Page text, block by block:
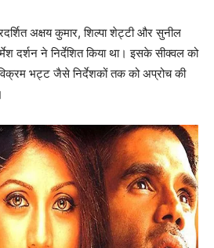
अक्षय कुमार, शिल्पा शेट्टी और सुनील
दर्शन ने निर्देशित किया था। इसके सीक्‍वल को
भट्ट जैसे निर्देशकों तक को अप्रोच की